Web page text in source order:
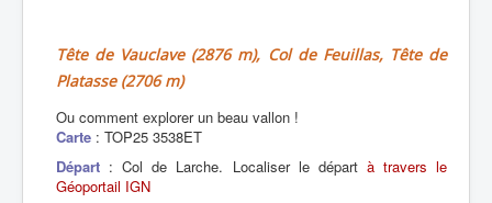
Tête de Vauclave (2876 m), Col de Feuillas, Tête de
Platasse (2706 m)
Ou comment explorer un beau vallon !
Carte : TOP25 3538ET
Départ : Col de Larche. Localiser le départ à travers le
Géoportail IGN